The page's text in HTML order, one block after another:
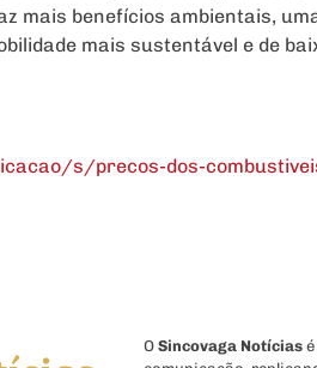
mais benefícios ambientais,
mais sustentável e de
s/precos-dos-
O Sincovaga Notíciasé